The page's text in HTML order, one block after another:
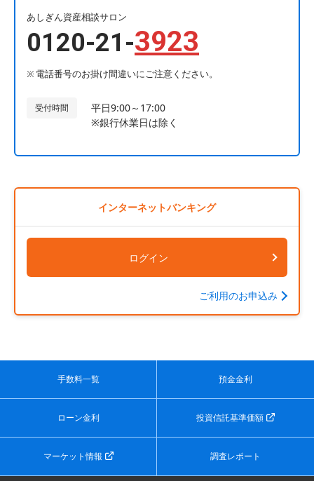
あしぎん資産相談サロン
0120-21-3923
電話番号のお掛け間違いにご注意ください。
受付時間
平日9:00～17:00
※銀行休業日は除く
インターネットバンキング
ログイン
ご利用のお申込み
手数料一覧 預金金利
ローン金利 投資信託基準価額
マーケット情報 調査レポート